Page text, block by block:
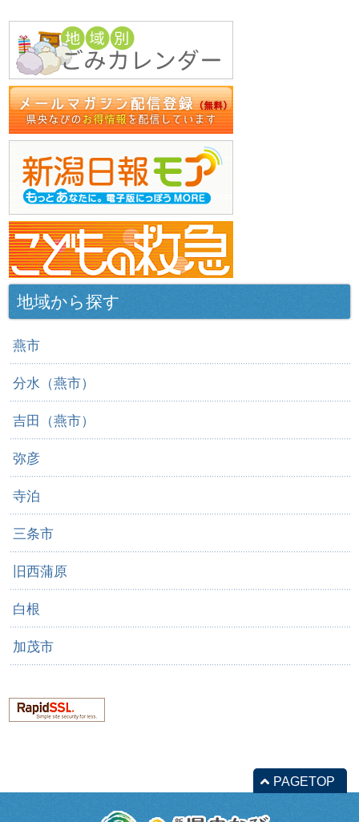
地域から探す
燕市
分水（燕市）
吉田（燕市）
弥彦
寺泊
三条市
旧西蒲原
白根
加茂市
PAGETOP